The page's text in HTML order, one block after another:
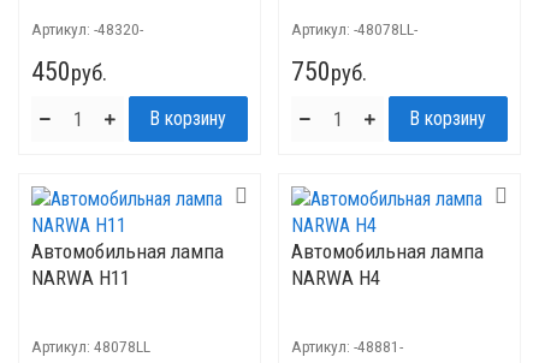
Артикул: -48320-
450руб.
Артикул: -48078LL-
750руб.
Автомобильная лампа
NARWA H11
Артикул: 48078LL
Автомобильная лампа
NARWA H4
Артикул: -48881-